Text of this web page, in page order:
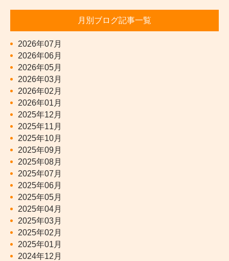
月別ブログ記事一覧
2026年07月
2026年06月
2026年05月
2026年03月
2026年02月
2026年01月
2025年12月
2025年11月
2025年10月
2025年09月
2025年08月
2025年07月
2025年06月
2025年05月
2025年04月
2025年03月
2025年02月
2025年01月
2024年12月